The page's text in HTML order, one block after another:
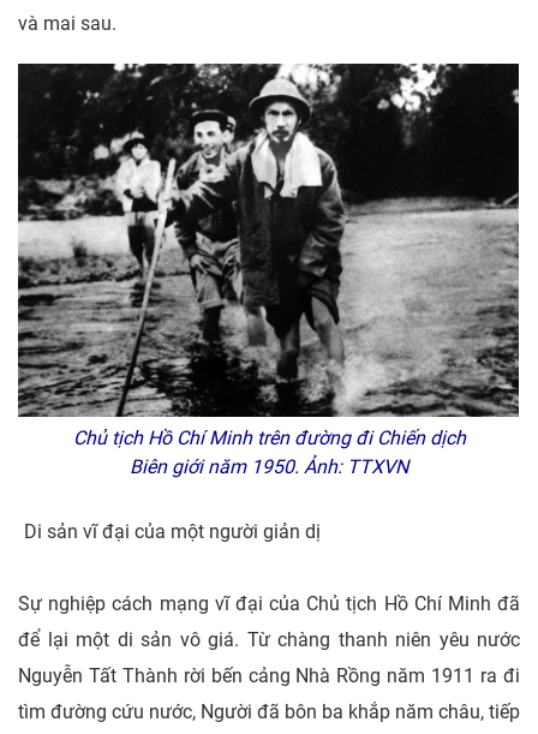
và mai sau.
Chủ tịch Hồ Chí Minh trên đường đi Chiến dịch
Biên giới năm 1950. Ảnh: TTXVN
Di sản vĩ đại của một người giản dị
Sự nghiệp cách mạng vĩ đại của Chủ tịch Hồ Chí Minh đã
để lại một di sản vô giá. Từ chàng thanh niên yêu nước
Nguyễn Tất Thành rời bến cảng Nhà Rồng năm 1911 ra đi
tìm đường cứu nước, Người đã bôn ba khắp năm châu, tiếp